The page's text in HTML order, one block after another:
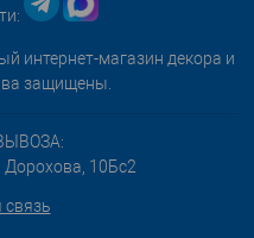
интернет-магазин декора и
защищены.
Дорохова, 10Бс2
связь